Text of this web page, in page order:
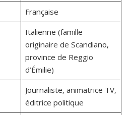
Française
Italienne (famille
originaire de Scandiano,
province de Reggio
d’Émilie)
Journaliste, animatrice TV,
éditrice politique